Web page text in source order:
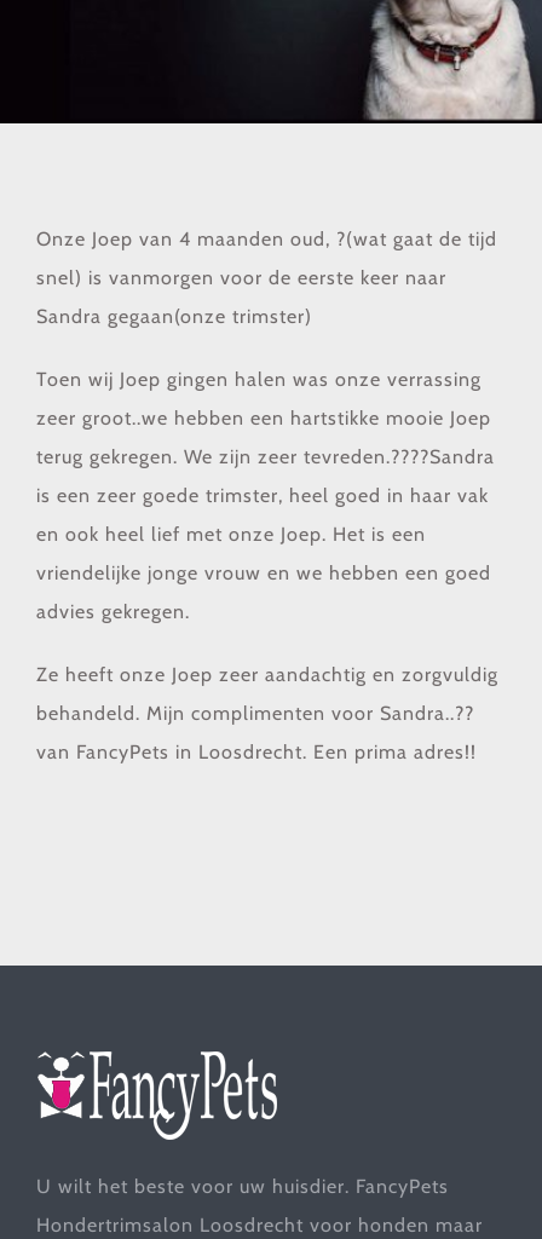
Onze Joep van 4 maanden oud, ?(wat gaat de tijd
snel) is vanmorgen voor de eerste keer naar
Sandra gegaan(onze trimster)
Toen wij Joep gingen halen was onze verrassing
zeer groot..we hebben een hartstikke mooie Joep
terug gekregen. We zijn zeer tevreden.????Sandra
is een zeer goede trimster, heel goed in haar vak
en ook heel lief met onze Joep. Het is een
vriendelijke jonge vrouw en we hebben een goed
advies gekregen.
Ze heeft onze Joep zeer aandachtig en zorgvuldig
behandeld. Mijn complimenten voor Sandra..??
van FancyPets in Loosdrecht. Een prima adres!!
U wilt het beste voor uw huisdier. FancyPets
Hondertrimsalon Loosdrecht voor honden maar